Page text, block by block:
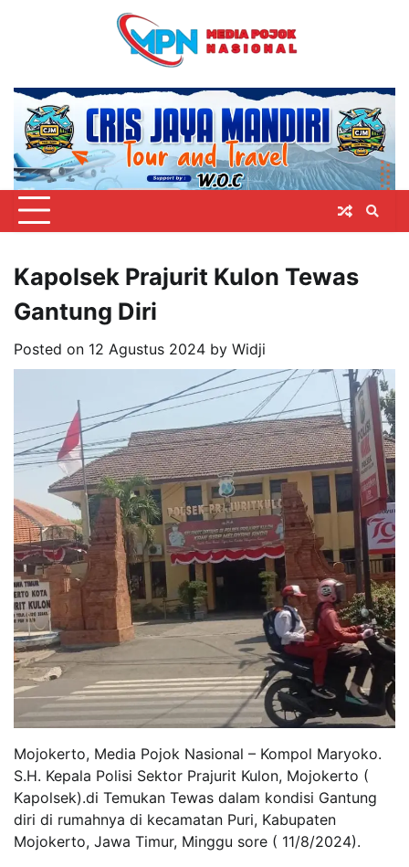
Kapolsek Prajurit Kulon Tewas
Gantung Diri
Posted on 12 Agustus 2024 by Widji
Mojokerto, Media Pojok Nasional – Kompol Maryoko.
S.H. Kepala Polisi Sektor Prajurit Kulon, Mojokerto (
Kapolsek).di Temukan Tewas dalam kondisi Gantung
diri di rumahnya di kecamatan Puri, Kabupaten
Mojokerto, Jawa Timur, Minggu sore ( 11/8/2024).